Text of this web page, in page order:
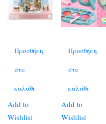
Προσθήκη
στο
καλάθι
Add to
Wishlist
Προσθήκη
στο
καλάθι
Add to
Wishlist